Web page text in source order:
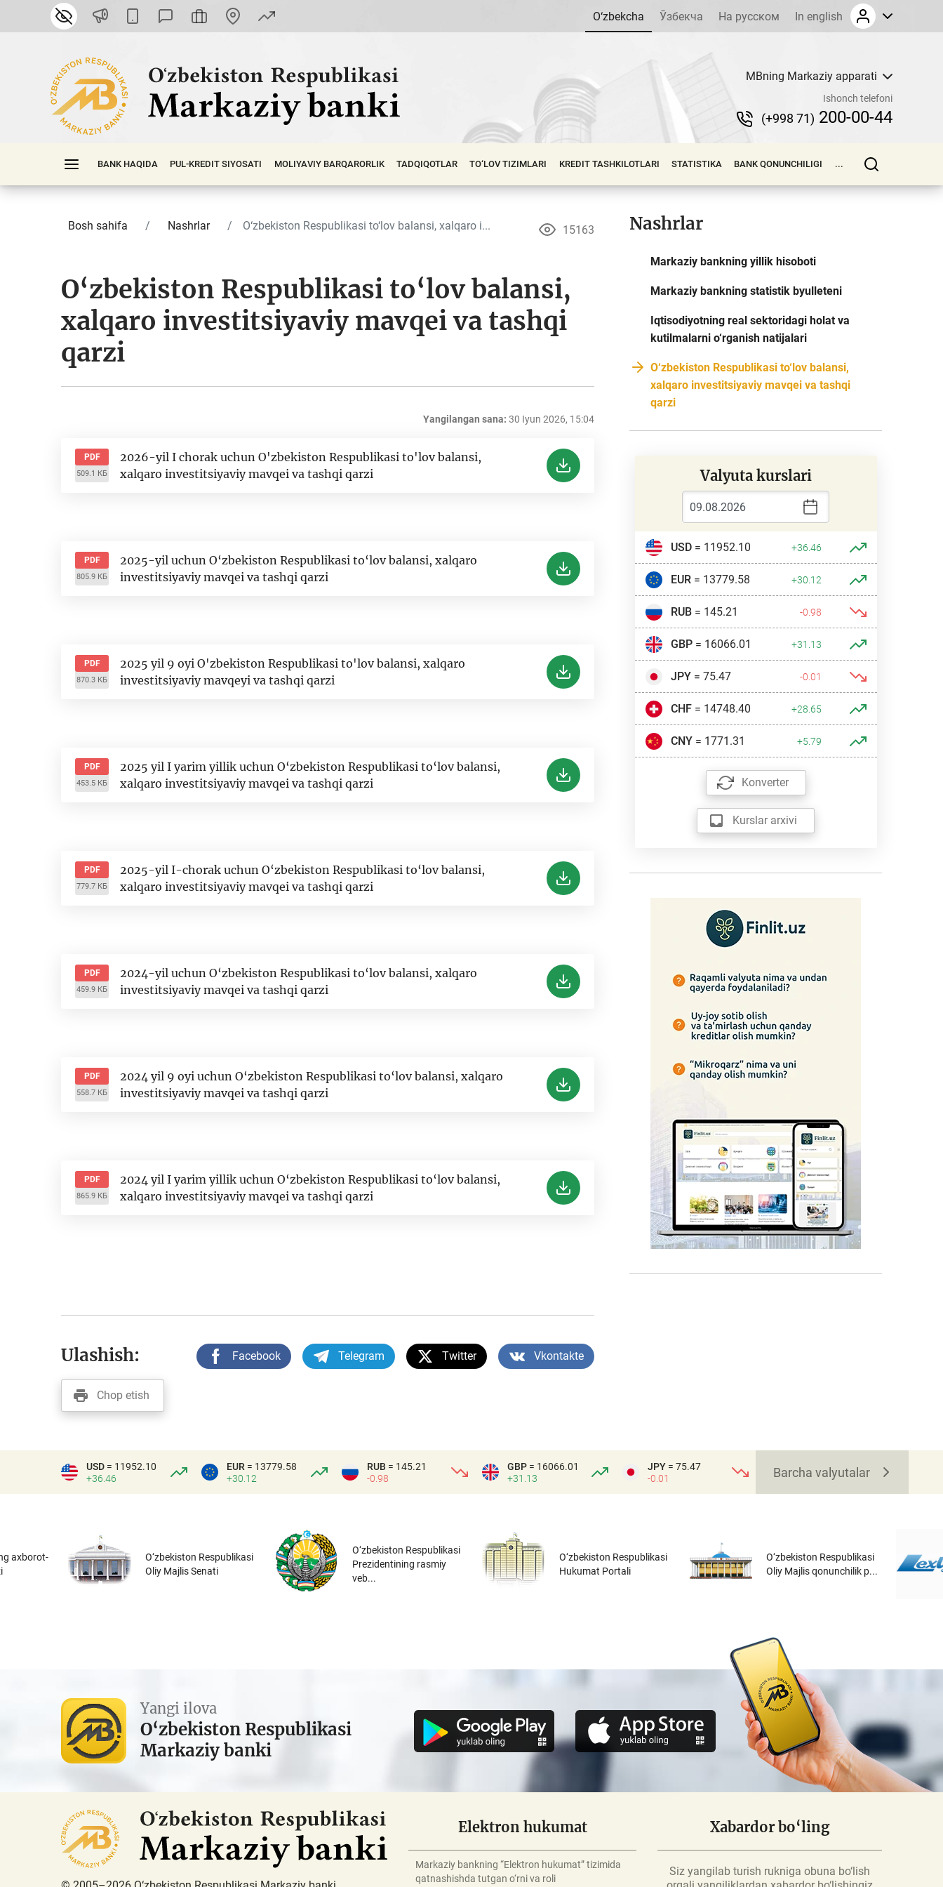
O‘zbekcha Ўзбекча На русском In english
MBning Markaziy apparati
Ishonch telefoni
(+998 71) 200-00-44
BANK HAQIDA PUL-KREDIT SIYOSATI MOLIYAVIY BАRQАRОRLIK TADQIQOTLAR TO‘LOV TIZIMLARI KREDIT TASHKILOTLARI STATISTIKA BANK QONUNCHILIGI ...
Bosh sahifa Nashrlar O‘zbekiston Respublikasi to‘lov balansi, xalqaro i... 15163
O‘zbekiston Respublikasi to‘lov balansi,
xalqaro investitsiyaviy mavqei va tashqi
qarzi
Yangilangan sana: 30 Iyun 2026, 15:04
PDF
509.1 КБ
2026-yil I chorak uchun O'zbekiston Respublikasi to'lov balansi,
xalqaro investitsiyaviy mavqei va tashqi qarzi
PDF
805.9 КБ
2025-yil uchun O‘zbekiston Respublikasi to‘lov balansi, xalqaro
investitsiyaviy mavqei va tashqi qarzi
PDF
870.3 КБ
2025 yil 9 oyi O'zbekiston Respublikasi to'lov balansi, xalqaro
investitsiyaviy mavqeyi va tashqi qarzi
PDF
453.5 КБ
2025 yil I yarim yillik uchun O‘zbekiston Respublikasi to‘lov balansi,
xalqaro investitsiyaviy mavqei va tashqi qarzi
PDF
779.7 КБ
2025-yil I-chorak uchun O‘zbekiston Respublikasi to‘lov balansi,
xalqaro investitsiyaviy mavqei va tashqi qarzi
PDF
459.9 КБ
2024-yil uchun O‘zbekiston Respublikasi to‘lov balansi, xalqaro
investitsiyaviy mavqei va tashqi qarzi
PDF
558.7 КБ
2024 yil 9 oyi uchun O‘zbekiston Respublikasi to‘lov balansi, xalqaro
investitsiyaviy mavqei va tashqi qarzi
PDF
865.9 КБ
2024 yil I yarim yillik uchun O‘zbekiston Respublikasi to‘lov balansi,
xalqaro investitsiyaviy mavqei va tashqi qarzi
Ulashish: Facebook Telegram Twitter Vkontakte
Chop etish
Nashrlar
Markaziy bankning yillik hisoboti
Markaziy bankning statistik byulleteni
Iqtisodiyotning real sektoridagi holat va
kutilmalarni o‘rganish natijalari
O‘zbekiston Respublikasi to‘lov balansi,
xalqaro investitsiyaviy mavqei va tashqi
qarzi
Valyuta kurslari
USD= 11952.10 +36.46
EUR= 13779.58 +30.12
RUB= 145.21 -0.98
GBP= 16066.01 +31.13
JPY= 75.47 -0.01
CHF= 14748.40 +28.65
CNY= 1771.31 +5.79
Konverter
Kurslar arxivi
USD = 11952.10
+36.46
EUR = 13779.58
+30.12
RUB = 145.21
-0.98
GBP = 16066.01
+31.13
JPY = 75.47
-0.01
Barcha valyutalar
axborot-
O‘zbekiston Respublikasi
Oliy Majlis Senati
O‘zbekiston Respublikasi
Prezidentining rasmiy
veb...
O‘zbekiston Respublikasi
Hukumat Portali
O‘zbekiston Respublikasi
Oliy Majlis qonunchilik p...
Yangi ilova
O‘zbekiston Respublikasi
Markaziy banki
Elektron hukumat
Markaziy bankning “Elektron hukumat” tizimida
qatnashishda tutgan o‘rni va roli
Xabardor bo‘ling
Siz yangilab turish rukniga obuna bo‘lish